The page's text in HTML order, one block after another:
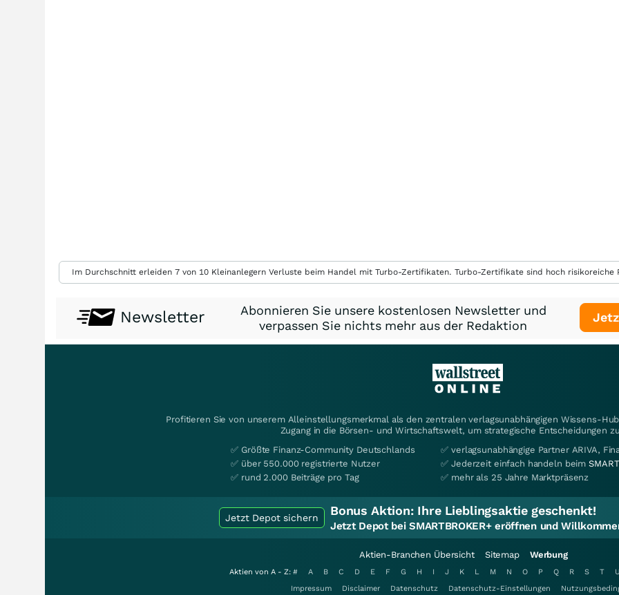
Im Durchschnitt erleiden 7 von 10 Kleinanlegern Verluste beim Handel mit Turbo-Zertifikaten. Turbo-Zertifikate sind hoch
Newsletter
Abonnieren Sie unsere kostenlosen Newsletter und
verpassen Sie nichts mehr aus der Redaktion
Profitieren Sie von unserem Alleinstellungsmerkmal als den zentralen verlagsunabhängigen Wissens-
Zugang in die Börsen- und Wirtschaftswelt, um strategische Entscheidungen
✅ Größte Finanz-Community Deutschlands
✅ über 550.000 registrierte Nutzer
✅ rund 2.000 Beiträge pro Tag
✅ verlagsunabhängige Partner ARIVA,
✅ Jederzeit einfach handeln beim
✅ mehr als 25 Jahre Marktpräsenz
Jetzt Depot sichern Bonus Aktion: Ihre Lieblingsaktie geschenkt!
Jetzt Depot bei SMARTBROKER+ eröffnen und
Aktien-Branchen Übersicht Sitemap Werbung
Aktien von A - Z: # A B C D E F G H I J K L M N O P Q R S T U
Impressum
Disclaimer Datenschutz Datenschutz-Einstellungen